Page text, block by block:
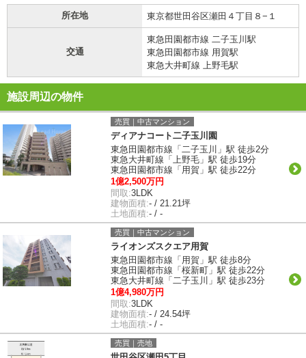
所在地 東京都世田谷区瀬田４丁目８−１
交通
東急田園都市線 二子玉川駅
東急田園都市線 用賀駅
東急大井町線 上野毛駅
施設周辺の物件
売買｜中古マンション
ディアナコート二子玉川園
東急田園都市線「二子玉川」駅 徒歩2分
東急大井町線「上野毛」駅 徒歩19分
東急田園都市線「用賀」駅 徒歩22分
1億2,500万円
間取:3LDK
建物面積:- / 21.21坪
土地面積:- / -
売買｜中古マンション
ライオンズスクエア用賀
東急田園都市線「用賀」駅 徒歩8分
東急田園都市線「桜新町」駅 徒歩22分
東急大井町線「二子玉川」駅 徒歩23分
1億4,980万円
間取:3LDK
建物面積:- / 24.54坪
土地面積:- / -
売買｜売地